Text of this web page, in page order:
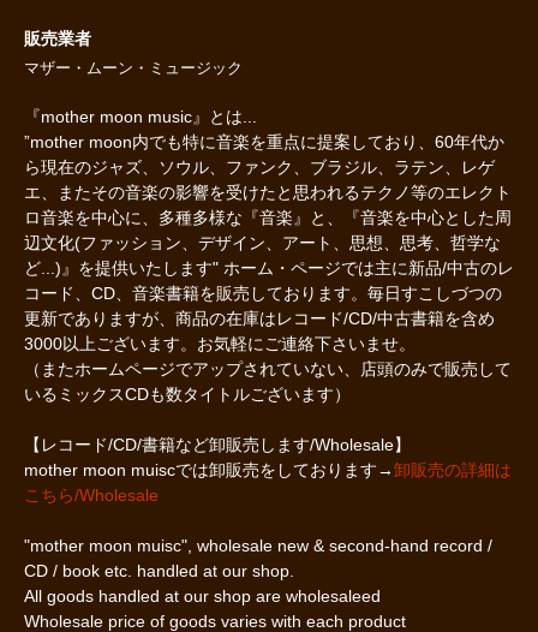
販売業者
マザー・ムーン・ミュージック
『mother moon music』とは...
”mother moon内でも特に音楽を重点に提案しており、60年代か
ら現在のジャズ、ソウル、ファンク、ブラジル、ラテン、レゲ
エ、またその音楽の影響を受けたと思われるテクノ等のエレクト
ロ音楽を中心に、多種多様な『音楽』と、『音楽を中心とした周
辺文化(ファッション、デザイン、アート、思想、思考、哲学な
ど...)』を提供いたします" ホーム・ページでは主に新品/中古のレ
コード、CD、音楽書籍を販売しております。毎日すこしづつの
更新でありますが、商品の在庫はレコード/CD/中古書籍を含め
3000以上ございます。お気軽にご連絡下さいませ。
（またホームページでアップされていない、店頭のみで販売して
いるミックスCDも数タイトルございます）
【レコード/CD/書籍など卸販売します/Wholesale】
mother moon muiscでは卸販売をしております→卸販売の詳細は
こちら/Wholesale
"mother moon muisc", wholesale new & second-hand record /
CD / book etc. handled at our shop.
All goods handled at our shop are wholesaleed
Wholesale price of goods varies with each product